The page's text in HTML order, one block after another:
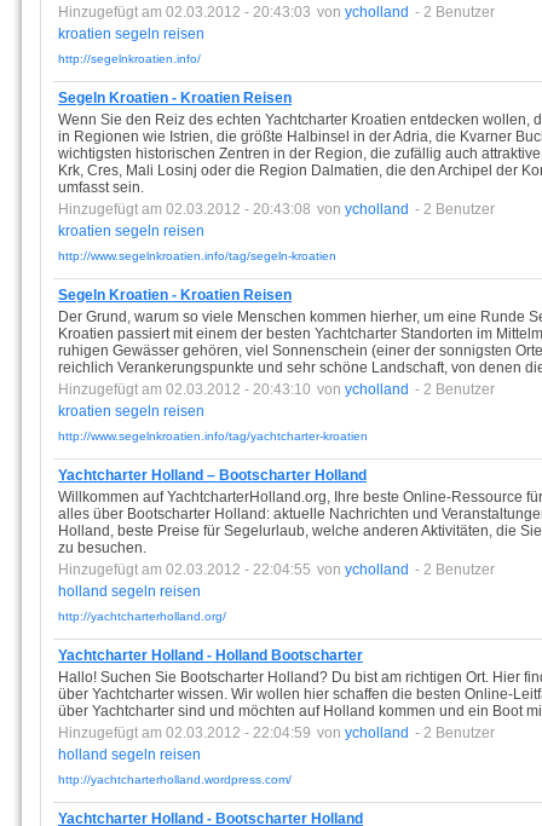
Hinzugefügt am 02.03.2012 - 20:43:03 von ycholland - 2 Benutzer
kroatien segeln reisen
http://segelnkroatien.info/
Segeln Kroatien - Kroatien Reisen
Wenn Sie den Reiz des echten Yachtcharter Kroatien entdecken wollen,
in Regionen wie Istrien, die größte Halbinsel in der Adria, die Kvarner
wichtigsten historischen Zentren in der Region, die zufällig auch
Krk, Cres, Mali Losinj oder die Region Dalmatien, die den Archipel der
umfasst sein.
Hinzugefügt am 02.03.2012 - 20:43:08 von ycholland - 2 Benutzer
kroatien segeln reisen
http://www.segelnkroatien.info/tag/segeln-kroatien
Segeln Kroatien - Kroatien Reisen
Der Grund, warum so viele Menschen kommen hierher, um eine Runde
Kroatien passiert mit einem der besten Yachtcharter Standorten im
ruhigen Gewässer gehören, viel Sonnenschein (einer der sonnigsten
reichlich Verankerungspunkte und sehr schöne Landschaft, von denen
Hinzugefügt am 02.03.2012 - 20:43:10 von ycholland - 2 Benutzer
kroatien segeln reisen
http://www.segelnkroatien.info/tag/yachtcharter-kroatien
Yachtcharter Holland – Bootscharter Holland
Willkommen auf YachtcharterHolland.org, Ihre beste Online-Ressource
alles über Bootscharter Holland: aktuelle Nachrichten und
Holland, beste Preise für Segelurlaub, welche anderen Aktivitäten, die
zu besuchen.
Hinzugefügt am 02.03.2012 - 22:04:55 von ycholland - 2 Benutzer
holland segeln reisen
http://yachtcharterholland.org/
Yachtcharter Holland - Holland Bootscharter
Hallo! Suchen Sie Bootscharter Holland? Du bist am richtigen Ort. Hier
über Yachtcharter wissen. Wir wollen hier schaffen die besten Online-
über Yachtcharter sind und möchten auf Holland kommen und ein Boot
Hinzugefügt am 02.03.2012 - 22:04:59 von ycholland - 2 Benutzer
holland segeln reisen
http://yachtcharterholland.wordpress.com/
Yachtcharter Holland - Bootscharter Holland